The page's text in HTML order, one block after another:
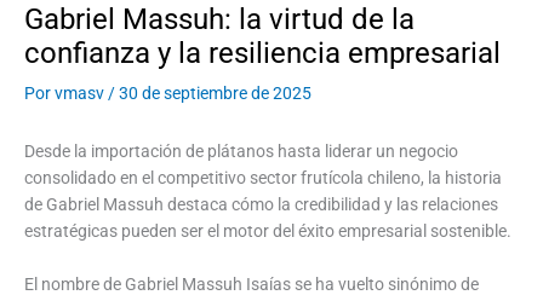
Gabriel Massuh: la virtud de la
confianza y la resiliencia empresarial
Porvmasv /30 de septiembre de 2025
Desde la importación de plátanos hasta liderar un negocio
consolidado en el competitivo sector frutícola chileno, la historia
de Gabriel Massuh destaca cómo la credibilidad y las relaciones
estratégicas pueden ser el motor del éxito empresarial sostenible.
El nombre de Gabriel Massuh Isaías se ha vuelto sinónimo de